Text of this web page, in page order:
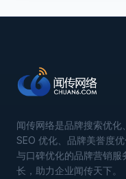
闻传网络是品牌搜索优
SEO 优化、品牌美誉度
与口碑优化的品牌营销服
长，助力企业闻传天下。